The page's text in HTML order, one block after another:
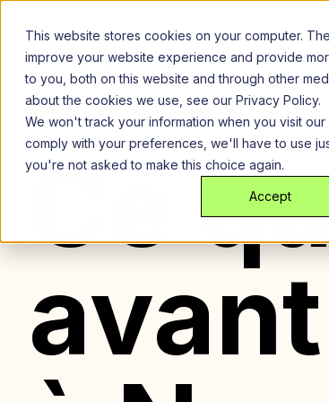
This website stores cookies on your computer.
improve your website experience and provide
to you, both on this website and through other
about the cookies we use, see our Privacy Policy.
We won't track your information when you visit our
comply with your preferences, we'll have to use
you're not asked to make this choice again.
Accept
Aller
contenu
Ce